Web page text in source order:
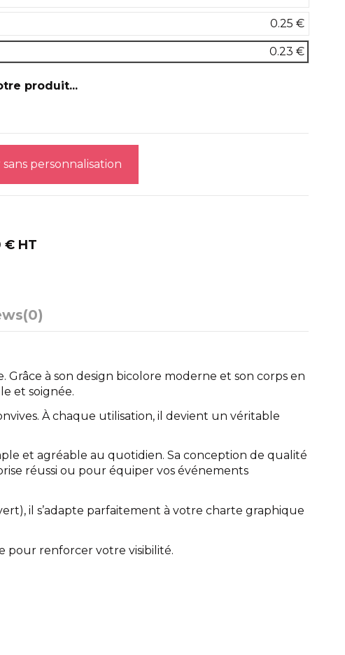
0.25 €
0.23 €
produit...
personnalisation
€ HT
(0)
à son design bicolore moderne et son corps en
et soignée.
À chaque utilisation, il devient un véritable
et agréable au quotidien. Sa conception de qualité
réussi ou pour équiper vos événements
il s’adapte parfaitement à votre charte graphique
pour renforcer votre visibilité.